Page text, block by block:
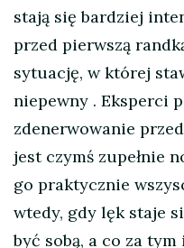
stają się bardziej
przed pierwszą
sytuację, w której
niepewny . Eksperci
zdenerwowanie
jest czymś zupełnie
go praktycznie
wtedy, gdy lęk staje
być sobą, a co za